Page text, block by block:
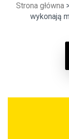
Strona główna
wykonają